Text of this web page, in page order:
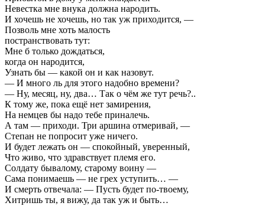
Невестка мне внука должна народить.
И хочешь не хочешь, но так уж приходится, —
Позволь мне хоть малость
постранствовать тут:
Мне б только дождаться,
когда он народится,
Узнать бы — какой он и как назовут.
— И много ль для этого надобно времени?
— Ну, месяц, ну, два… Так о чём же тут речь?..
К тому же, пока ещё нет замирения,
На немцев бы надо тебе приналечь.
А там — приходи. Три аршина отмеривай, —
Степан не попросит уже ничего.
И будет лежать он — спокойный, уверенный,
Что живо, что здравствует племя его.
Солдату бывалому, старому воину —
Сама понимаешь — не грех уступить… —
И смерть отвечала: — Пусть будет по-твоему,
Хитришь ты, я вижу, да так уж и быть…